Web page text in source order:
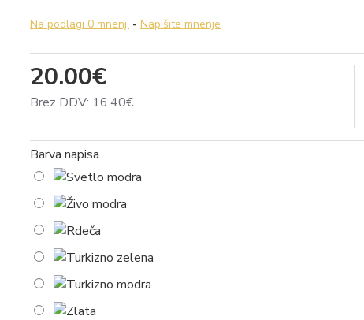
Na podlagi 0 mnenj. - Napišite mnenje
20.00€
Brez DDV: 16.40€
Barva napisa